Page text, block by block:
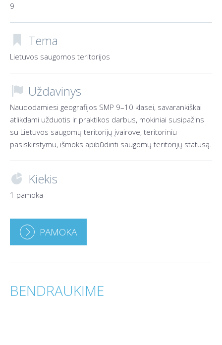
9
 Tema
Lietuvos saugomos teritorijos
 Uždavinys
Naudodamiesi geografijos SMP 9–10 klasei, savarankiškai
atlikdami užduotis ir praktikos darbus, mokiniai susipažins
su Lietuvos saugomų teritorijų įvairove, teritoriniu
pasiskirstymu, išmoks apibūdinti saugomų teritorijų statusą.
 Kiekis
1 pamoka
PAMOKA
BENDRAUKIME